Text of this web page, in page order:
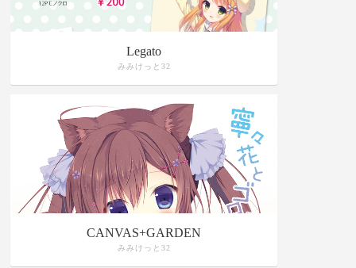
Legato
みみけっと32
CANVAS+GARDEN
みみけっと32